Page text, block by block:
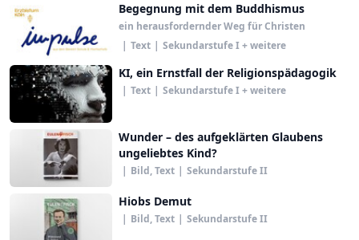
Begegnung mit dem Buddhismus
ein herausfordernder Weg für Christen
| Text | Sekundarstufe I + weitere
KI, ein Ernstfall der Religionspädagogik
| Text | Sekundarstufe I + weitere
Wunder – des aufgeklärten Glaubens
ungeliebtes Kind?
| Bild, Text | Sekundarstufe II
Hiobs Demut
| Bild, Text | Sekundarstufe II